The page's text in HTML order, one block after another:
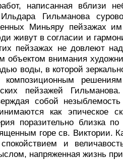
напи­санная вблизи
Гильманова
Миньяру пейзажах им
живут в согла­сии и
пейзажах не довлеют
вни­мания
воды, в которой
компози­ционным
пей­зажей
собой
как эпическое
поразительно близка
горе св. Виктории.
и
напряженная жизнь